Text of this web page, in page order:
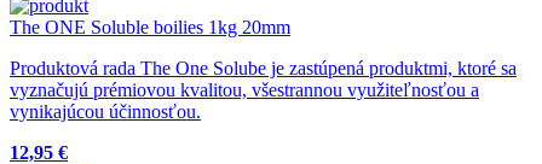
The ONE Soluble boilies 1kg 20mm
Produktová rada The One Solube je zastúpená produktmi, ktoré sa
vyznačujú prémiovou kvalitou, všestrannou využiteľnosťou a
vynikajúcou účinnosťou.
12,95 €